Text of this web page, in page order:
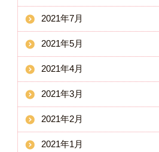
2021年7月
2021年5月
2021年4月
2021年3月
2021年2月
2021年1月